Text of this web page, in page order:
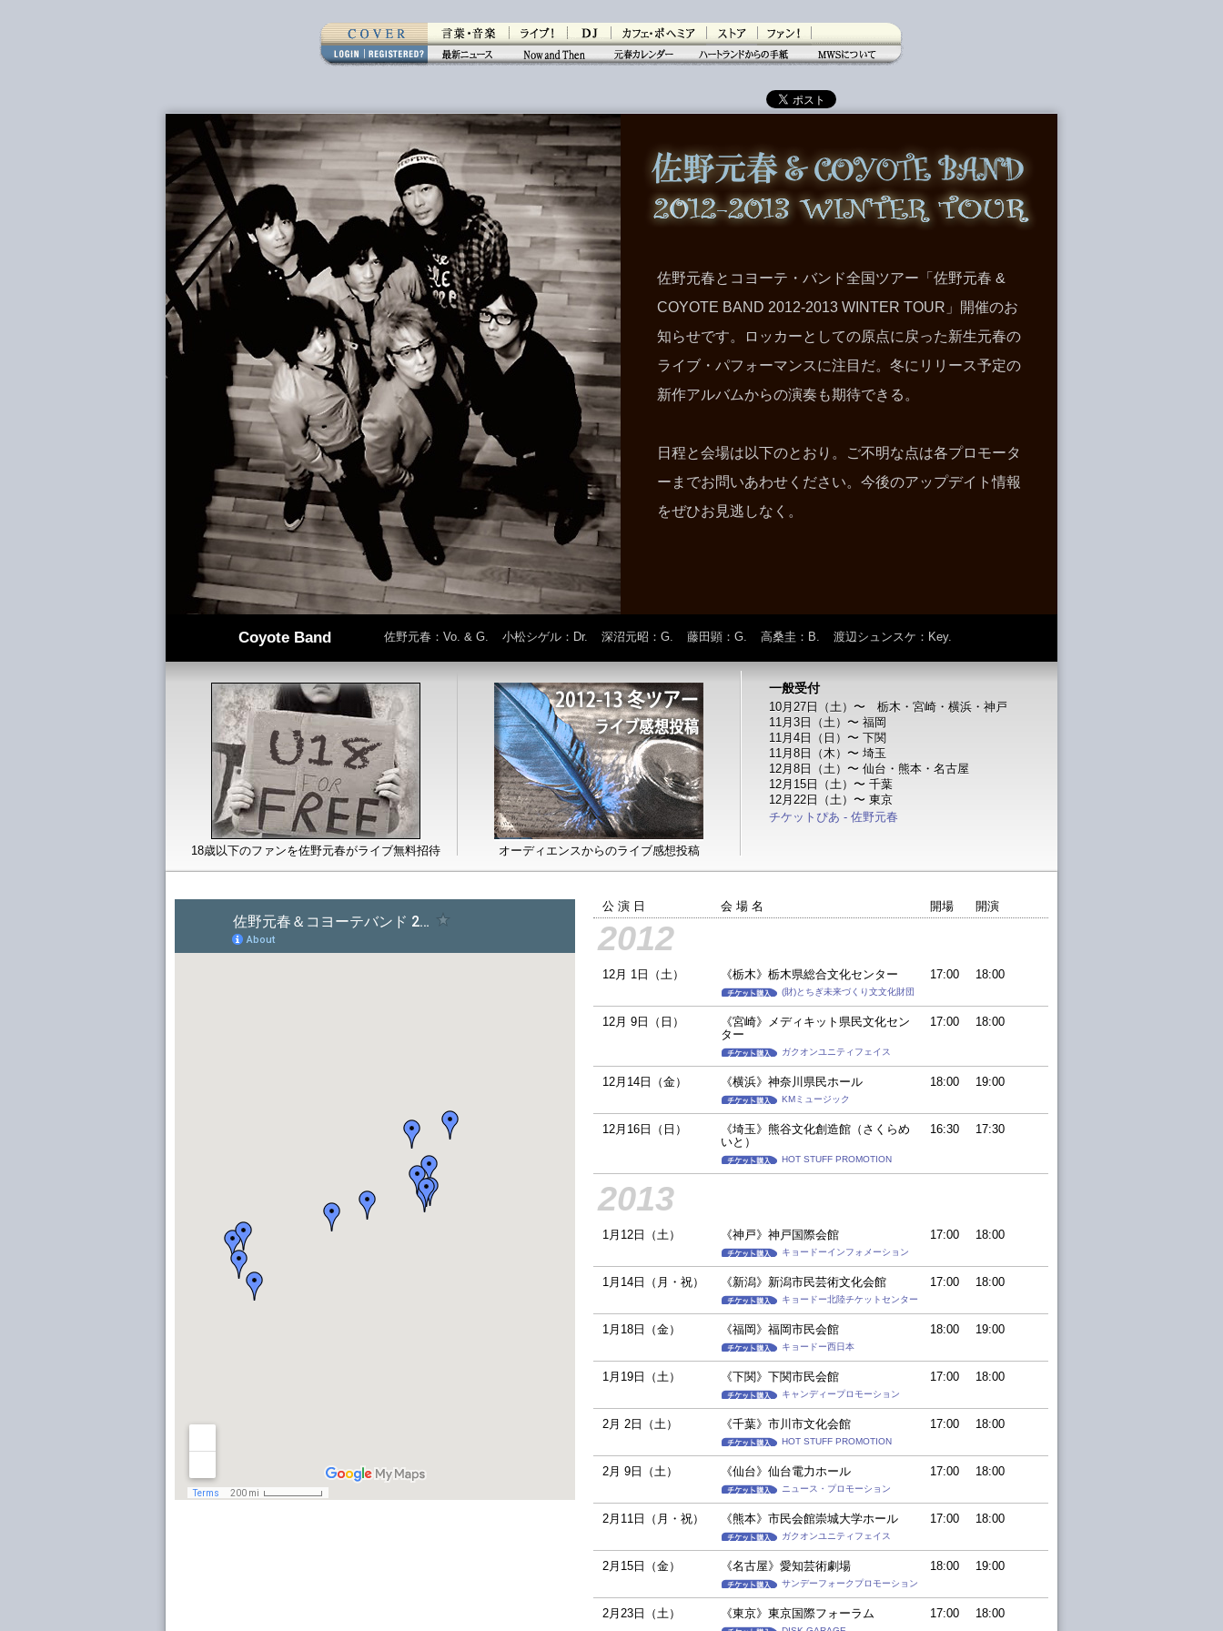
MWSトップ 音楽・言葉 ライブ！ ライブ！ カフェ・ボヘミア ストア ファン！
佐野元春＆コヨーテバンド
佐野元春とコヨーテ・バンド全国ツアー「佐野元春 &
COYOTE BAND 2012-2013 WINTER TOUR」開催のお
知らせです。ロッカーとしての原点に戻った新生元春の
ライブ・パフォーマンスに注目だ。冬にリリース予定の
新作アルバムからの演奏も期待できる。
日程と会場は以下のとおり。ご不明な点は各プロモータ
ーまでお問いあわせください。今後のアップデイト情報
をぜひお見逃しなく。
Coyote Band 佐野元春 ：Vo. & G. 小松シゲル ：Dr. 深沼元昭 ：G. 藤田顕 ：G. 高桑圭 ：B. 渡辺シュンスケ ：Key.
U18 for Free.
18歳以下のファンを佐野元春がライブ無料招待 オーディエンスからのライブ感想投稿
オーディエンスからのライブ感想投稿
一般受付
10月27日（土）〜 栃木・宮崎・横浜・神戸
11月3日（土）〜 福岡
11月4日（日）〜 下関
11月8日（木）〜 埼玉
12月8日（土）〜 仙台・熊本・名古屋
12月15日（土）〜 千葉
12月22日（土）〜 東京
チケットぴあ - 佐野元春
公 演 日 会 場 名 開場 開演
2012
12月 1日（土） 《栃木》栃木県総合文化センター 17:00 18:00
(財)とちぎ未来づくり⽂文化財団
12月 9日（日）
《宮崎》メディキット県民文化セン
ター
17:00 18:00
ガクオンユニティフェイス
12月14日（金） 《横浜》神奈川県民ホール 18:00 19:00
KMミュージック
12月16日（日）
《埼玉》熊谷文化創造館（さくらめ
いと）
16:30 17:30
HOT STUFF PROMOTION
2013
1月12日（土） 《神戸》神戸国際会館 17:00 18:00
キョードーインフォメーション
1月14日（月・祝） 《新潟》新潟市民芸術文化会館 17:00 18:00
キョードー北陸チケットセンター
1月18日（金） 《福岡》福岡市民会館 18:00 19:00
キョードー西日本
1月19日（土） 《下関》下関市民会館 17:00 18:00
キャンディープロモーション
2月 2日（土） 《千葉》市川市文化会館 17:00 18:00
HOT STUFF PROMOTION
2月 9日（土） 《仙台》仙台電力ホール 17:00 18:00
ニュース・プロモーション
2月11日（月・祝） 《熊本》市民会館崇城大学ホール 17:00 18:00
ガクオンユニティフェイス
2月15日（金） 《名古屋》愛知芸術劇場 18:00 19:00
サンデーフォークプロモーション
2月23日（土） 《東京》東京国際フォーラム 17:00 18:00